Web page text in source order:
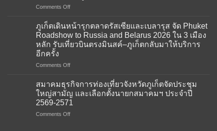
Comments Offon
ธุรกิจ
ท่อง
เที่ยว
ภูเก็ต
ต้อนรับ
คณะ
ผู้
แทน
จาก
ภูเก็ตเดินหน้ารุกตลาดรัสเซียและเบลารุส จัด Phuket
Roadshow to Russia and Belarus 2026 ใน 3 เมือง
หลัก รับเที่ยวบินตรงมินสค์–ภูเก็ตกลับมาให้บริการ
อีกครั้ง
Comments Offon
เดิน
รุก
ตลาด
รัส
สมาคมธุรกิจการท่องเที่ยวจังหวัดภูเก็ตจัดประชุม
ใหญ่สามัญ และเลือกตั้งนายกสมาคมฯ ประจำปี
2569-2571
Comments Offon